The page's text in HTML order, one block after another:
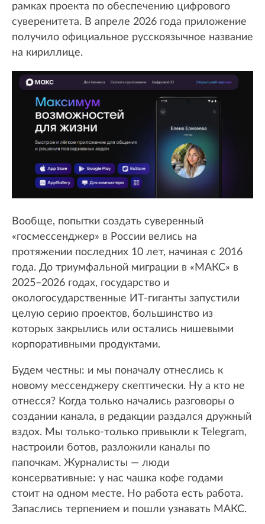
рамках проекта по обеспечению цифрового
суверенитета. В апреле 2026 года приложение
получило официальное русскоязычное название
на кириллице.
Вообще, попытки создать суверенный
«госмессенджер» в России велись на
протяжении последних 10 лет, начиная с 2016
года. До триумфальной миграции в «МАКС» в
2025–2026 годах, государство и
окологосударственные ИТ-гиганты запустили
целую серию проектов, большинство из
которых закрылись или остались нишевыми
корпоративными продуктами.
Будем честны: и мы поначалу отнеслись к
новому мессенджеру скептически. Ну а кто не
отнесся? Когда только начались разговоры о
создании канала, в редакции раздался дружный
вздох. Мы только-только привыкли к Telegram,
настроили ботов, разложили каналы по
папочкам. Журналисты — люди
консервативные: у нас чашка кофе годами
стоит на одном месте. Но работа есть работа.
Запаслись терпением и пошли узнавать МАКС.